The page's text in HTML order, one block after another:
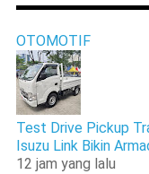
OTOMOTIF
Test Drive Pickup
Isuzu Link Bikin
12 jam yang lalu